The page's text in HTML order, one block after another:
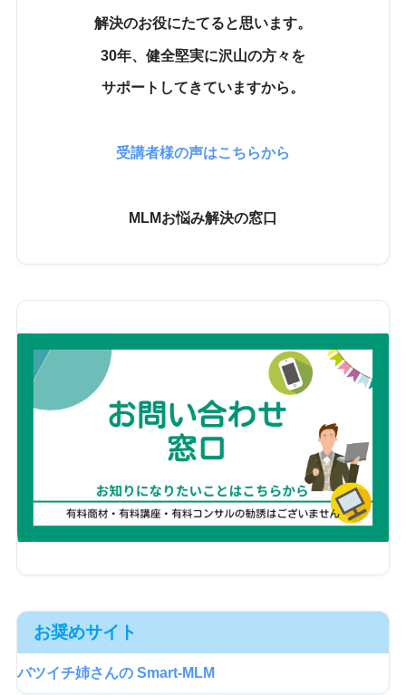
解決のお役にたてると思います。
30年、健全堅実に沢山の方々を
サポートしてきていますから。
受講者様の声はこちらから
MLMお悩み解決の窓口
お奨めサイト
バツイチ姉さんの Smart-MLM